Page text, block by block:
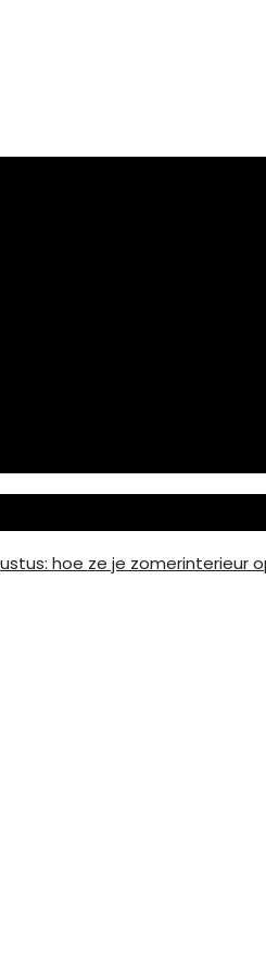
hoe ze je zomerinterieur